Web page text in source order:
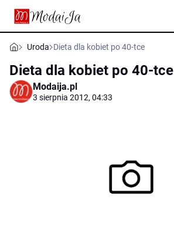
Uroda Dieta dla kobiet po 40-tce
Dieta dla kobiet po 40-tce
Modaija.pl
3 sierpnia 2012, 04:33